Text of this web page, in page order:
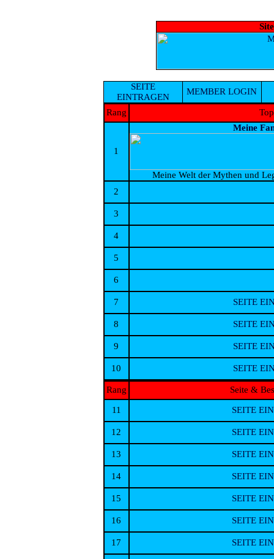
SEITE
EINTRAGEN
MEMBER LOGIN
Rang
1
Meine
Meine Welt der Mythen und
2
3
4
5
6
7 SEITE
8 SEITE
9 SEITE
10 SEITE
Rang Seite &
11 SEITE
12 SEITE
13 SEITE
14 SEITE
15 SEITE
16 SEITE
17 SEITE